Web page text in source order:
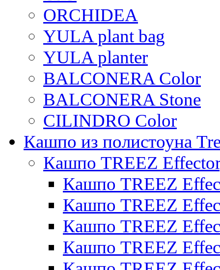
ORCHIDEA
YULA plant bag
YULA planter
BALCONERA Color
BALCONERA Stone
CILINDRO Color
Кашпо из полистоуна
Кашпо TREEZ
Кашпо TREEZ
Кашпо TREEZ
Кашпо TREEZ
Кашпо TREEZ